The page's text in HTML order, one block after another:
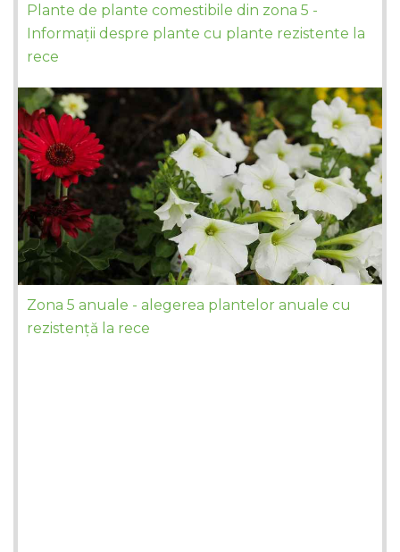
Plante de plante comestibile din zona 5 -
Informații despre plante cu plante rezistente la
rece
Zona 5 anuale - alegerea plantelor anuale cu
rezistență la rece